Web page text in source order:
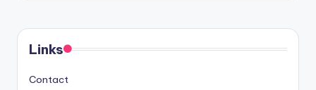
Links
Contact